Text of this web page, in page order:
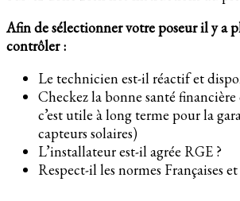
Afin de sélectionner votre poseur il y a
contrôler :
Le technicien est-il réactif et
Checkez la bonne santé
c’est utile à long terme pour la
capteurs solaires)
L’installateur est-il agrée RGE ?
Respect-il les normes Françaises